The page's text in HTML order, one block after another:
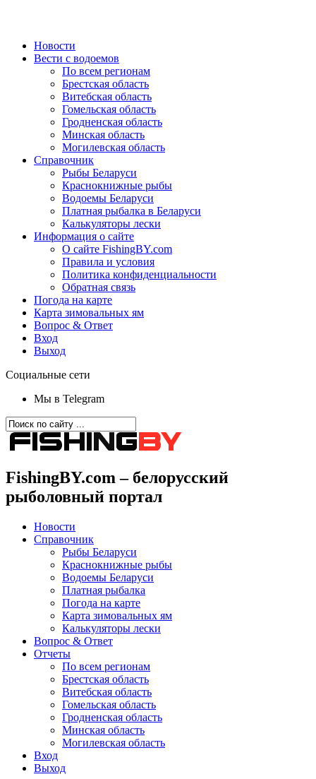
Новости
Вести с водоемов
По всем регионам
Брестская область
Витебская область
Гомельская область
Гродненская область
Минская область
Могилевская область
Справочник
Рыбы Беларуси
Краснокнижные рыбы
Водоемы Беларуси
Платная рыбалка в Беларуси
Калькуляторы лески
Информация о сайте
О сайте FishingBY.com
Правила и условия
Политика конфиденциальности
Обратная связь
Погода на карте
Карта зимовальных ям
Вопрос & Ответ
Вход
Выход
Социальные сети
Мы в Telegram
FishingBY.com – белорусский
рыболовный портал
Новости
Справочник
Рыбы Беларуси
Краснокнижные рыбы
Водоемы Беларуси
Платная рыбалка
Погода на карте
Карта зимовальных ям
Калькуляторы лески
Вопрос & Ответ
Отчеты
По всем регионам
Брестская область
Витебская область
Гомельская область
Гродненская область
Минская область
Могилевская область
Вход
Выход